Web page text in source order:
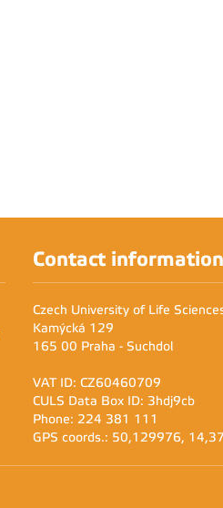
Contact information
Czech University of Life
Kamýcká 129
165 00 Praha - Suchdol
VAT ID: CZ60460709
CULS Data Box ID: 3hdj9cb
Phone: 224 381 111
GPS coords.: 50,129976,